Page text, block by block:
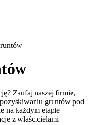
Zaufaj naszej firmie,
gruntów pod
na każdym etapie
z właścicielami